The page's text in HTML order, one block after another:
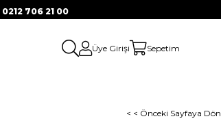
0212 706 21 00
Üye Girişi Sepetim
< < Önceki Sayfaya Dön